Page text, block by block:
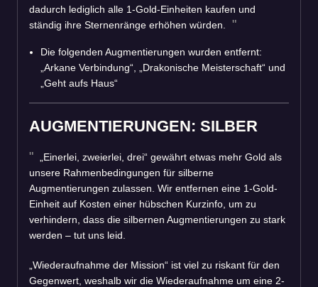
dadurch lediglich alle 1-Gold-Einheiten kaufen und
ständig ihre Sternenränge erhöhen würden.
Die folgenden Augmentierungen wurden entfernt:
„Arkane Verbindung“, „Drakonische Meisterschaft“ und
„Geht aufs Haus“
AUGMENTIERUNGEN: SILBER
„Einerlei, zweierlei, drei“ gewährt etwas mehr Gold als
unsere Rahmenbedingungen für silberne
Augmentierungen zulassen. Wir entfernen eine 1-Gold-
Einheit auf Kosten einer hübschen Kurzinfo, um zu
verhindern, dass die silbernen Augmentierungen zu stark
werden – tut uns leid.
„Wiederaufnahme der Mission“ ist viel zu riskant für den
Gegenwert, weshalb wir die Wiederaufnahme um eine 2-